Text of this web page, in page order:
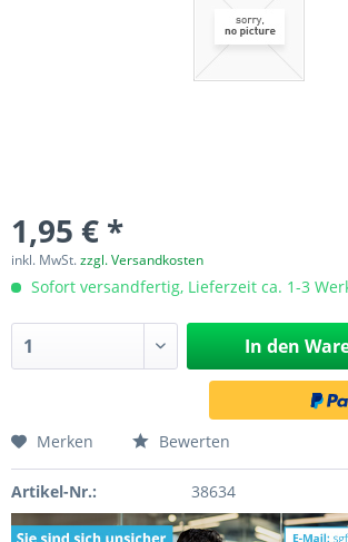
1,95 € *
inkl. MwSt.zzgl. Versandkosten
Sofort versandfertig, Lieferzeit ca. 1-3
In den
Merken Bewerten
Artikel-Nr.: 38634